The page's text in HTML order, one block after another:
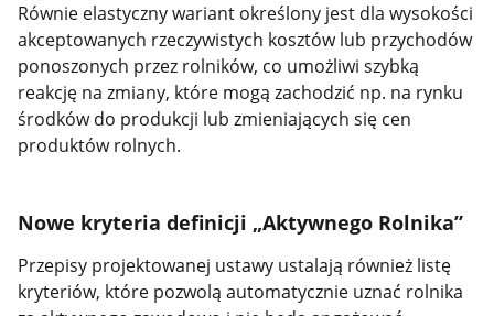
Równie elastyczny wariant określony jest dla wysokości
akceptowanych rzeczywistych kosztów lub przychodów
ponoszonych przez rolników, co umożliwi szybką
reakcję na zmiany, które mogą zachodzić np. na rynku
środków do produkcji lub zmieniających się cen
produktów rolnych.
Nowe kryteria definicji „Aktywnego Rolnika”
Przepisy projektowanej ustawy ustalają również listę
kryteriów, które pozwolą automatycznie uznać rolnika